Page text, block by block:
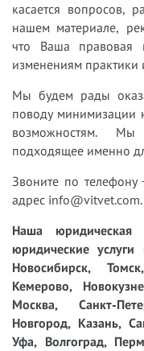
касается вопросов,
нашем материале,
что Ваша правовая
изменениям практики
Мы будем рады
поводу
возможностям. Мы
подходящее именно
Звоните по
адрес info@vitvet.com.
Наша юридическая
юридические
Новосибирск,
Кемерово,
Москва, Санкт-
Новгород, Казань,
Уфа, Волгоград,